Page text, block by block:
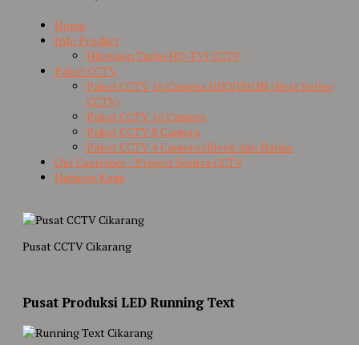
Home
Info Product
Hikvision Turbo HD-TVI CCTV
Paket CCTV
Paket CCTV 16 Camera HIKVISION (Best Seller
CCTV)
Paket CCTV 16 Camera
Paket CCTV 8 Camera
Paket CCTV 4 Camera Hilook dan Dahua
Our Customer / Project Sentra CCTV
Hubungi Kami
Pusat CCTV Cikarang
Pusat Produksi LED Running Text